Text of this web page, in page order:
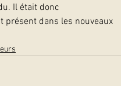
Il était donc
présent dans les nouveaux